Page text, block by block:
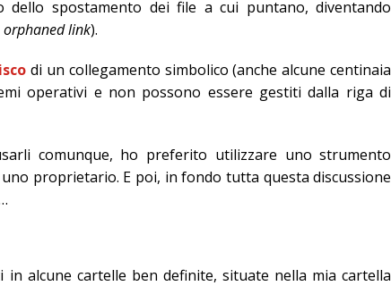
dello spostamento dei file a cui puntano, diventando
orphaned link).
di un collegamento simbolico (anche alcune centinaia
operativi e non possono essere gestiti dalla riga di
comunque, ho preferito utilizzare uno strumento
proprietario. E poi, in fondo tutta questa discussione
alcune cartelle ben definite, situate nella mia cartella